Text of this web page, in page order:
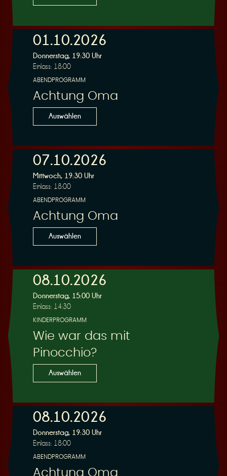
e
r
v
i
e
r
u
01.10.2026
Donnerstag, 19:30 Uhr
Einlass: 18:00
ABENDPROGRAMM
Achtung Oma
Auswählen
07.10.2026
Mittwoch, 19:30 Uhr
Einlass: 18:00
ABENDPROGRAMM
Achtung Oma
Auswählen
08.10.2026
Donnerstag, 15:00 Uhr
Einlass: 14:30
KINDERPROGRAMM
Wie war das mit
Pinocchio?
Auswählen
08.10.2026
Donnerstag, 19:30 Uhr
Einlass: 18:00
ABENDPROGRAMM
Achtung Oma